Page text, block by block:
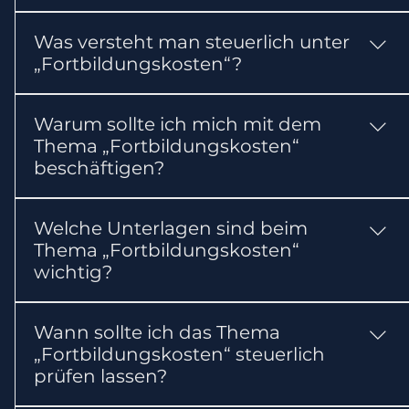
und steuerlichen Folgen prüfen, die benötigten
Unterlagen zusammenstellen und erforderliche
Was versteht man steuerlich unter
„Fortbildungskosten“?
als Werbungskosten abziehbar.
Warum sollte ich mich mit dem
Thema „Fortbildungskosten“
beschäftigen?
oder Ihre Steuerbelastung beeinflussen. Für die
erste Einordnung gilt: Beruflich veranlasste
Fortbildungen sind häufig als Werbungskosten
Welche Unterlagen sind beim
Thema „Fortbildungskosten“
wichtig?
und Zahlungsnachweise bereithalten. Abhängig
vom Einzelfall können weitere Nachweise
erforderlich sein.
Wann sollte ich das Thema
„Fortbildungskosten“ steuerlich
prüfen lassen?